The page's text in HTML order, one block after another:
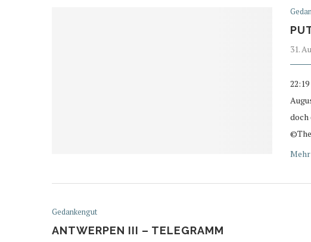
31.
doch
Gedankengut
ANTWERPEN III – TELEGRAMM